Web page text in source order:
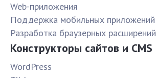
Web-приложения
Поддержка мобильных приложений
Разработка браузерных расширений
Конструкторы сайтов и CMS
WordPress